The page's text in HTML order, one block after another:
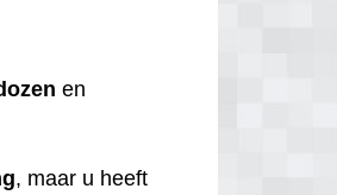
en
, maar u heeft